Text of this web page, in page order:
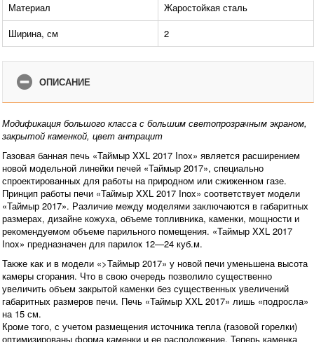
Материал
Жаростойкая сталь
Ширина, см
2
ОПИСАНИЕ
Модификация большого класса с большим светопрозрачным экраном,
закрытой каменкой, цвет антрацит
Газовая банная печь «Таймыр XXL 2017 Inox» является расширением
новой модельной линейки печей «Таймыр 2017», специально
спроектированных для работы на природном или сжиженном газе.
Принцип работы печи «Таймыр XXL 2017 Inox» соответствует модели
«Таймыр 2017». Различие между моделями заключаются в габаритных
размерах, дизайне кожуха, объеме топливника, каменки, мощности и
рекомендуемом объеме парильного помещения. «Таймыр XXL 2017
Inox» предназначен для парилок 12—24 куб.м.
Также как и в модели «>Таймыр 2017» у новой печи уменьшена высота
камеры сгорания. Что в свою очередь позволило существенно
увеличить объем закрытой каменки без существенных увеличений
габаритных размеров печи. Печь «Таймыр XXL 2017» лишь «подросла»
на 15 см.
Кроме того, с учетом размещения источника тепла (газовой горелки)
оптимизированы форма каменки и ее расположение. Теперь каменка